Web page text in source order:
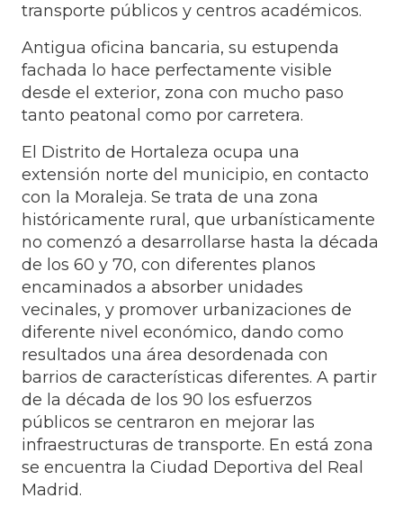
transporte públicos y centros académicos.
Antigua oficina bancaria, su estupenda
fachada lo hace perfectamente visible
desde el exterior, zona con mucho paso
tanto peatonal como por carretera.
El Distrito de Hortaleza ocupa una
extensión norte del municipio, en contacto
con la Moraleja. Se trata de una zona
históricamente rural, que urbanísticamente
no comenzó a desarrollarse hasta la década
de los 60 y 70, con diferentes planos
encaminados a absorber unidades
vecinales, y promover urbanizaciones de
diferente nivel económico, dando como
resultados una área desordenada con
barrios de características diferentes. A partir
de la década de los 90 los esfuerzos
públicos se centraron en mejorar las
infraestructuras de transporte. En está zona
se encuentra la Ciudad Deportiva del Real
Madrid.